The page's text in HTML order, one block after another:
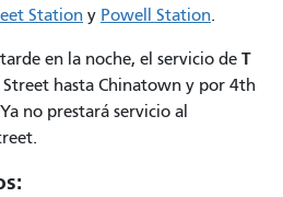
Station y Powell Station.
en la noche, el servicio de T
hasta Chinatown y por 4th
no prestará servicio al